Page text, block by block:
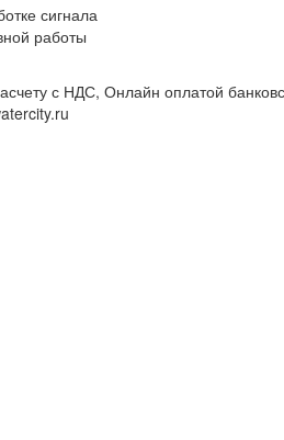
сигнала
работы
с НДС, Онлайн оплатой